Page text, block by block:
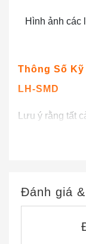
Hình ảnh các
Thông Số
LH-SMD
Lưu ý rằng tất
kê (sợi đa
Đánh giá